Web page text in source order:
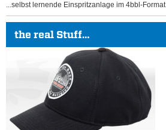
...selbst lernende Einspritzanlage im 4bbl-Format
the real Stuff…